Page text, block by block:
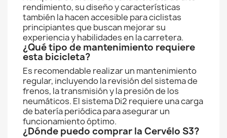
rendimiento, su diseño y características
también la hacen accesible para ciclistas
principiantes que buscan mejorar su
experiencia y habilidades en la carretera.
¿Qué tipo de mantenimiento requiere
esta bicicleta?
Es recomendable realizar un mantenimiento
regular, incluyendo la revisión del sistema de
frenos, la transmisión y la presión de los
neumáticos. El sistema Di2 requiere una carga
de batería periódica para asegurar un
funcionamiento óptimo.
¿Dónde puedo comprar la Cervélo S3?